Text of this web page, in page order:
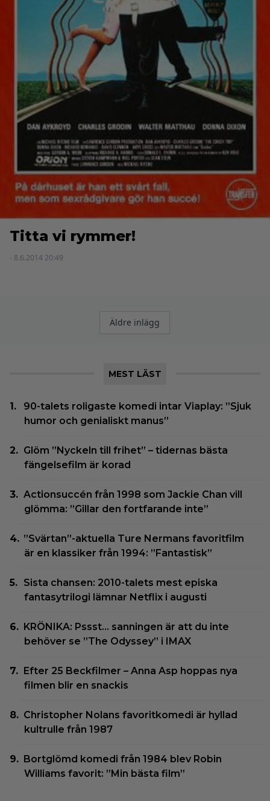
Titta vi rymmer!
- 8.6.2014 20:49
Inläggsnavigering
Äldre inlägg
MEST LÄST
90-talets roligaste komedi intar Viaplay: ”Sjuk
humor och genialiskt manus”
Glöm ”Nyckeln till frihet” – tidernas bästa
fängelsefilm är korad
Actionsuccén från 1998 som Jackie Chan vill
glömma: ”Gillar den fortfarande inte”
”Svärtan”-aktuella Ture Nermans favoritfilm
är en klassiker från 1994: ”Fantastisk”
Sista chansen: 2010-talets mest episka
fantasytrilogi lämnar Netflix i augusti
KRÖNIKA: Pssst… sanningen är att du inte
behöver se ”The Odyssey” i IMAX
Efter 25 Beckfilmer – Anna Asp hoppas nya
filmen blir en snackis
Christopher Nolans favoritkomedi är hyllad
kultrulle från 1987
Bortglömd komedi från 1984 blev Robin
Williams favorit: ”Min bästa film”